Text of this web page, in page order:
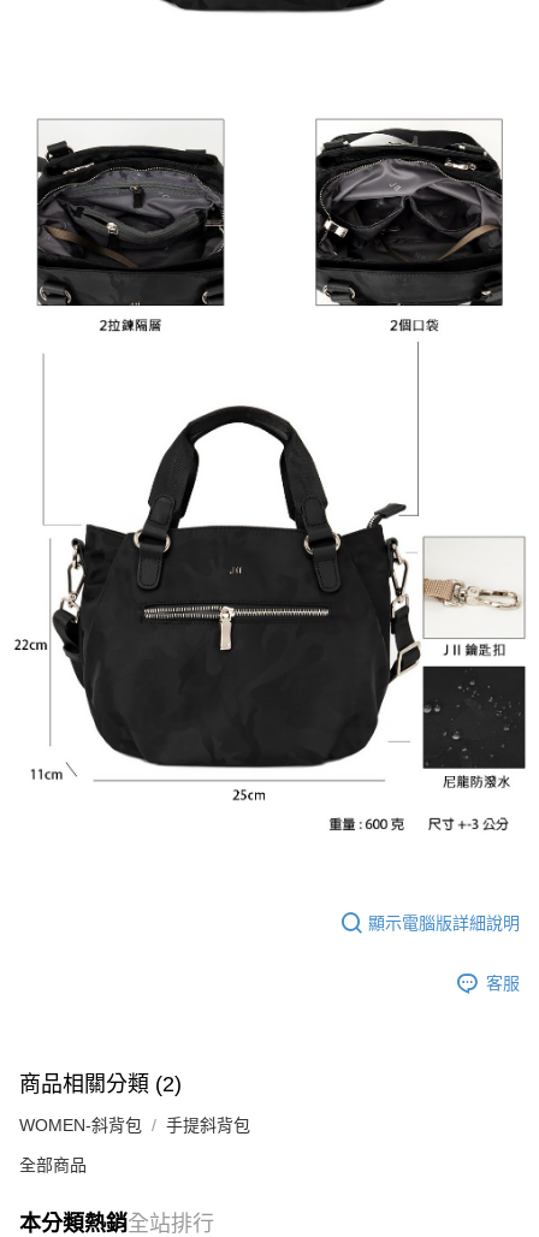
顯示電腦版詳細說明
客服
商品相關分類 (2)
WOMEN-斜背包 手提斜背包
全部商品
本分類熱銷全站排行